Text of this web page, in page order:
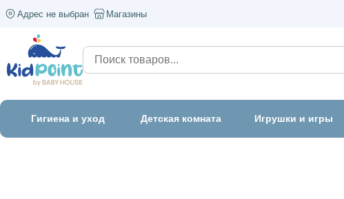
Адрес не выбран Магазины
Гигиена и уход Детская комната Игрушки и игры